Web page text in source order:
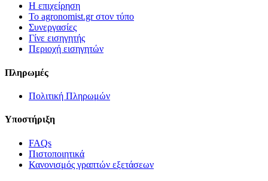
Η επιχείρηση
Το agronomist.gr στον τύπο
Συνεργασίες
Γίνε εισηγητής
Περιοχή εισηγητών
Πληρωμές
Πολιτική Πληρωμών
Υποστήριξη
FAQs
Πιστοποιητικά
Κανονισμός γραπτών εξετάσεων